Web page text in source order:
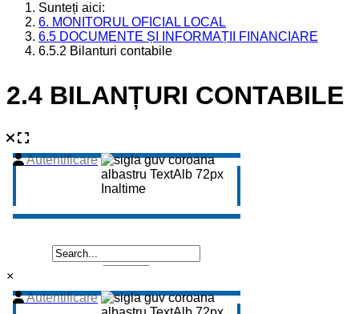
Sunteți aici:
6. MONITORUL OFICIAL LOCAL
6.5 DOCUMENTE ȘI INFORMAȚII FINANCIARE
6.5.2 Bilanturi contabile
2.4 BILANȚURI CONTABILE
×